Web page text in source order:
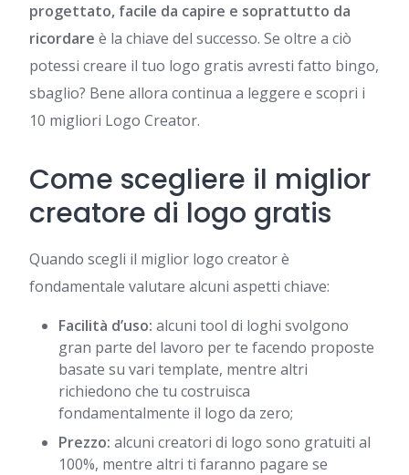
progettato, facile da capire e soprattutto da
ricordare è la chiave del successo. Se oltre a ciò
potessi creare il tuo logo gratis avresti fatto bingo,
sbaglio? Bene allora continua a leggere e scopri i
10 migliori Logo Creator.
Come scegliere il miglior
creatore di logo gratis
Quando scegli il miglior logo creator è
fondamentale valutare alcuni aspetti chiave:
Facilità d’uso: alcuni tool di loghi svolgono
gran parte del lavoro per te facendo proposte
basate su vari template, mentre altri
richiedono che tu costruisca
fondamentalmente il logo da zero;
Prezzo: alcuni creatori di logo sono gratuiti al
100%, mentre altri ti faranno pagare se